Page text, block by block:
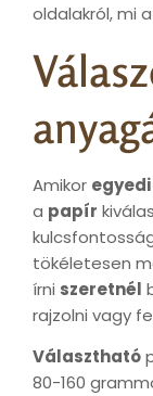
oldalakról, mi
Amikor
a papír
tökéletesen
írni szeretnél
rajzolni vagy
Választható
80-160